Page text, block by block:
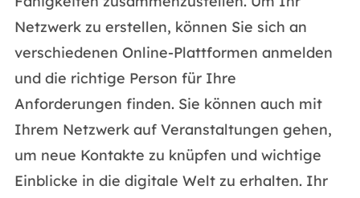
Netzwerk zu erstellen, können Sie sich an
verschiedenen Online-Plattformen anmelden
und die richtige Person für Ihre
Anforderungen finden. Sie können auch mit
Ihrem Netzwerk auf Veranstaltungen gehen,
um neue Kontakte zu knüpfen und wichtige
Einblicke in die digitale Welt zu erhalten. Ihr